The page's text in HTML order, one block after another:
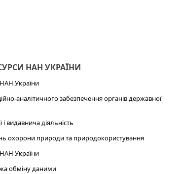
НАН УКРАЇНИ
України
аналітичного забезпечення органів державної
і видавнича діяльність
охорони природи та природокористування
України
обміну даними